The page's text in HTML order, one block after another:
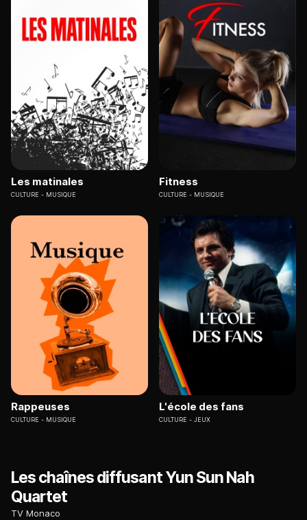
Les matinales
CULTURE MUSIQUE
Fitness
CULTURE MUSIQUE
Rappeuses
CULTURE MUSIQUE
L'école des fans
CULTURE JEUX
Les chaînes diffusant Yun Sun Nah
Quartet
TV Monaco